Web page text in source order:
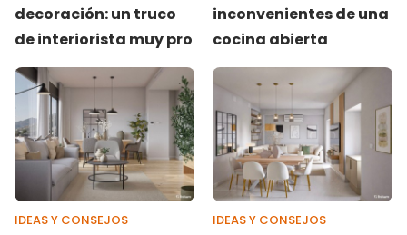
decoración: un truco
de interiorista muy pro
inconvenientes de una
cocina abierta
IDEAS Y CONSEJOS IDEAS Y CONSEJOS